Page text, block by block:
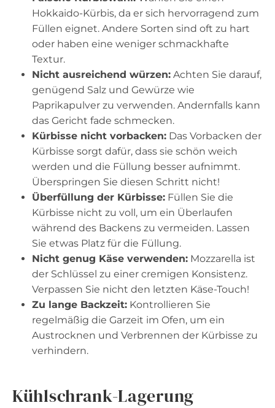
Hokkaido-Kürbis, da er sich hervorragend zum
Füllen eignet. Andere Sorten sind oft zu hart
oder haben eine weniger schmackhafte
Textur.
Nicht ausreichend würzen: Achten Sie darauf,
genügend Salz und Gewürze wie
Paprikapulver zu verwenden. Andernfalls kann
das Gericht fade schmecken.
Kürbisse nicht vorbacken: Das Vorbacken der
Kürbisse sorgt dafür, dass sie schön weich
werden und die Füllung besser aufnimmt.
Überspringen Sie diesen Schritt nicht!
Überfüllung der Kürbisse: Füllen Sie die
Kürbisse nicht zu voll, um ein Überlaufen
während des Backens zu vermeiden. Lassen
Sie etwas Platz für die Füllung.
Nicht genug Käse verwenden: Mozzarella ist
der Schlüssel zu einer cremigen Konsistenz.
Verpassen Sie nicht den letzten Käse-Touch!
Zu lange Backzeit: Kontrollieren Sie
regelmäßig die Garzeit im Ofen, um ein
Austrocknen und Verbrennen der Kürbisse zu
verhindern.
Kühlschrank-Lagerung